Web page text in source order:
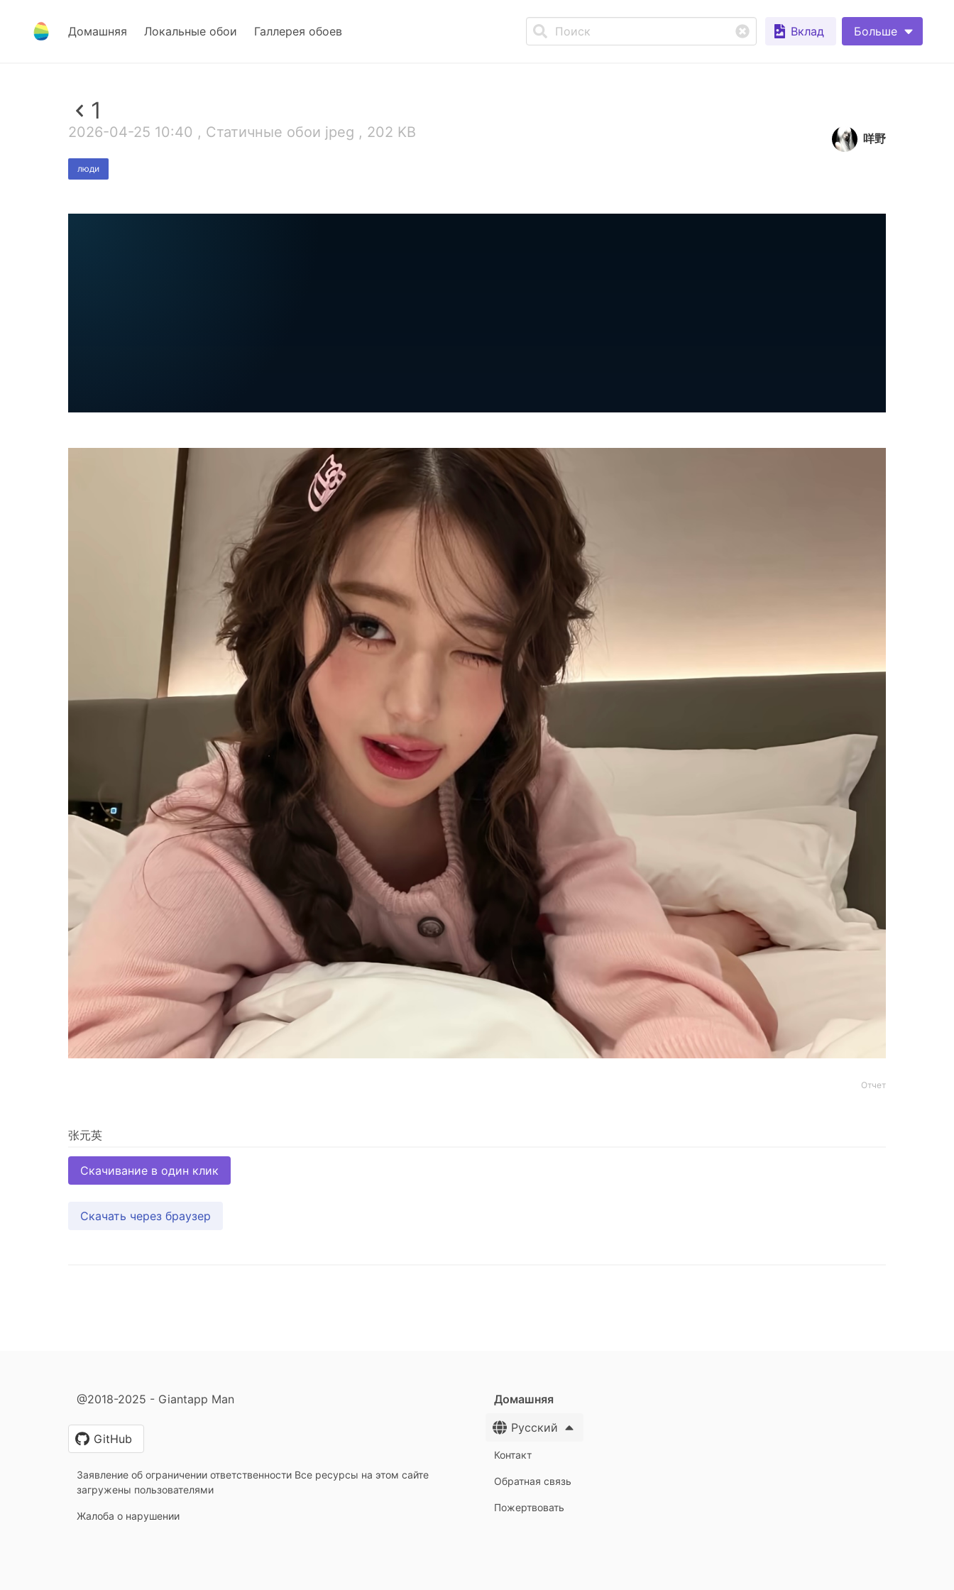
Домашняя Локальные обои Галлерея обоев Вклад Больше
1
2026-04-25 10:40 , Статичные обои jpeg , 202 KB
люди
咩野
Отчет
Скачивание в один клик
Скачать через браузер
@2018-2025 - Giantapp Man
GitHub
Заявление об ограничении ответственности Все ресурсы на этом сайте
загружены пользователями
Жалоба о нарушении
Домашняя
Русский
Контакт
Обратная связь
Пожертвовать